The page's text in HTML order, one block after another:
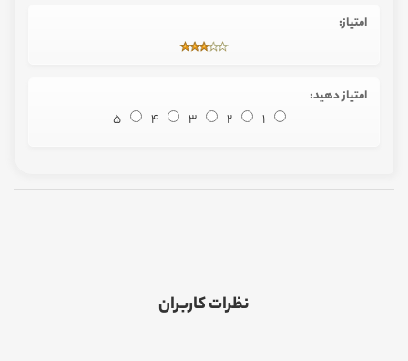
امتیاز:
امتیاز دهید:
1
2
3
4
5
نظرات کاربران